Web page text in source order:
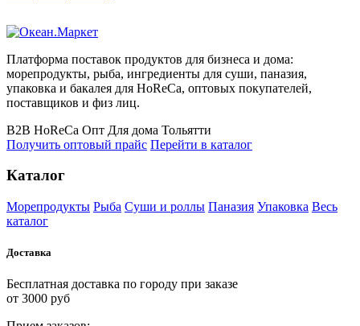
Платформа поставок продуктов для бизнеса и дома:
морепродукты, рыба, ингредиенты для суши, паназия,
упаковка и бакалея для HoReCa, оптовых покупателей,
поставщиков и физ лиц.
B2B HoReCa Опт Для дома Тольятти
Получить оптовый прайс Перейти в каталог
Каталог
Морепродукты Рыба Суши и роллы Паназия Упаковка Весь
каталог
Доставка
Бесплатная доставка по городу при заказе
от 3000 руб